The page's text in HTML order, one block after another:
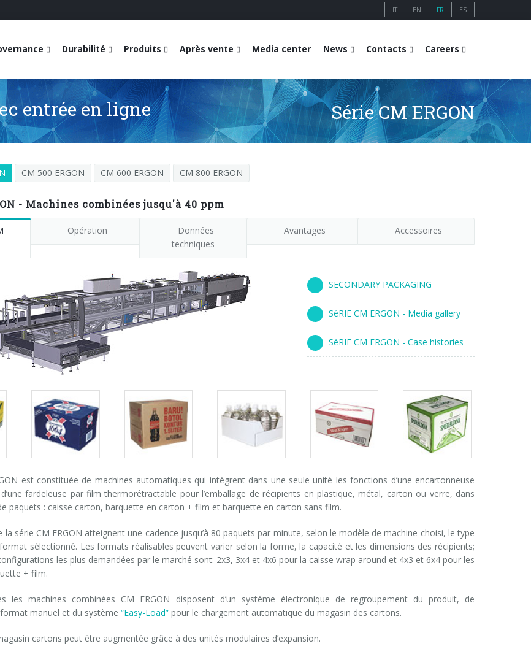
IT EN FR ES
Durabilité Produits Après vente Media center News Contacts Careers
entrée en ligne Série CM ERGON
CM 500 ERGON CM 600 ERGON CM 800 ERGON
- Machines combinées jusqu'à 40 ppm
Opération
Données
techniques
Avantages Accessoires
SECONDARY PACKAGING
SéRIE CM ERGON - Media gallery
SéRIE CM ERGON - Case histories
Packs
gallery
Packs
gallery
Packs
Packs
gallery
Packs
gallery
est constituée de machines automatiques qui intègrent dans une seule unité les fonctions d’une encartonneuse
fardeleuse par film thermorétractable pour l’emballage de récipients en plastique, métal, carton ou verre, dans
paquets : caisse carton, barquette en carton + film et barquette en carton sans film.
la série CM ERGON atteignent une cadence jusqu’à 80 paquets par minute, selon le modèle de machine choisi, le type
sélectionné. Les formats réalisables peuvent varier selon la forme, la capacité et les dimensions des récipients;
les plus demandées par le marché sont: 2x3, 3x4 et 4x6 pour la caisse wrap around et 4x3 et 6x4 pour les
+ film.
les machines combinées CM ERGON disposent d’un système électronique de regroupement du produit, de
manuel et du système “Easy-Load” pour le chargement automatique du magasin des cartons.
cartons peut être augmentée grâce à des unités modulaires d’expansion.